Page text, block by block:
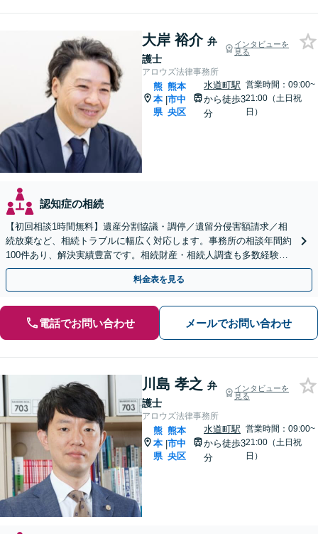
大岸 裕介 弁
護士
インタビューを
見る
アロウズ法律事務所
熊
本
県
|
熊本
市中
央区
水道町駅
から徒歩3
分
営業時間：09:00~
21:00（土日祝
日）
認知症の相続
【初回相談1時間無料】遺産分割協議・調停／遺留分侵害額請求／相
続放棄など、相続トラブルに幅広く対応します。事務所の相談年間約
100件あり、解決実績豊富です。相続財産・相続人調査も多数経験あ
り。遺言書の作成もお任せください【水道町3分】
料金表を見る
電話でお問い合わせ メールでお問い合わせ
川島 孝之 弁
護士
インタビューを
見る
アロウズ法律事務所
熊
本
県
|
熊本
市中
央区
水道町駅
から徒歩3
分
営業時間：09:00~
21:00（土日祝
日）